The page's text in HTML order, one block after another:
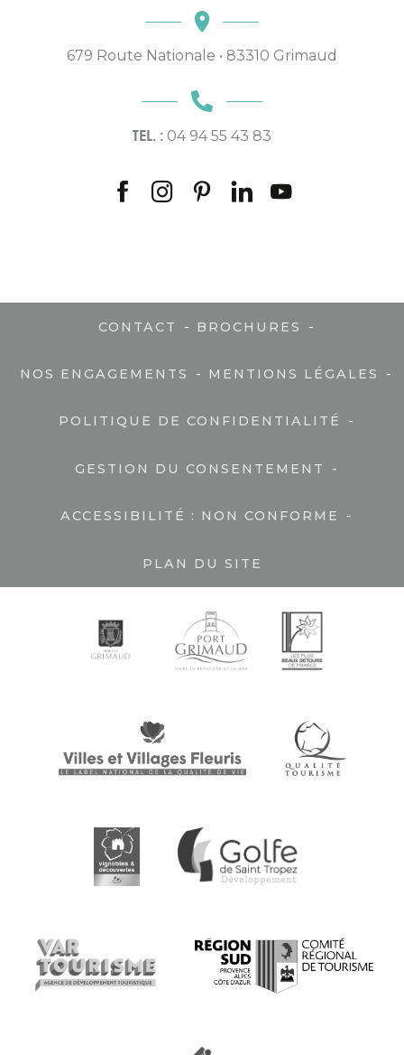
679 Route Nationale • 83310 Grimaud
TEL. : 04 94 55 43 83
CONTACT - BROCHURES -
NOS ENGAGEMENTS - MENTIONS LÉGALES -
POLITIQUE DE CONFIDENTIALITÉ -
GESTION DU CONSENTEMENT -
ACCESSIBILITÉ : NON CONFORME -
PLAN DU SITE